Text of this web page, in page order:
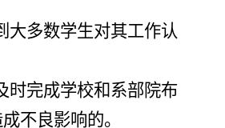
大多数学生对其工作认
时完成学校和系部院布
不良影响的。